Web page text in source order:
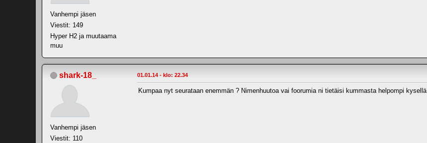
Vanhempi jäsen
Viestit: 149
Hyper H2 ja muutaama
muu
shark-18_
Vanhempi jäsen
Viestit: 110
01.01.14 - klo: 22.34
Kumpaa nyt seurataan enemmän ? Nimenhuutoa vai foorumia ni tietäisi kummasta helpompi kysellä